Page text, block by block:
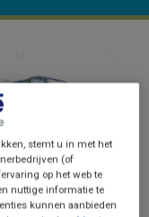
stemt u in met het
(of
op het web te
nuttige informatie te
kunnen aanbieden